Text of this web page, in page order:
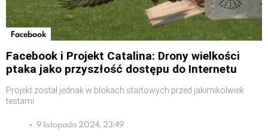
Facebook
Facebook i Projekt Catalina: Drony wielkości
ptaka jako przyszłość dostępu do Internetu
Projekt został jednak w blokach startowych przed jakimikolwiek
testami
9 listopada 2024, 23:49